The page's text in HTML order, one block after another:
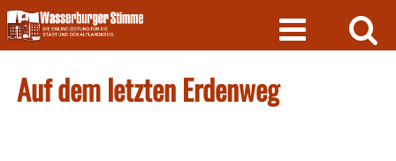
Skip
to
content
Auf dem letzten Erdenweg